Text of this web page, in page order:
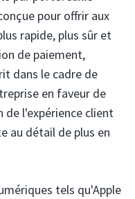
pour offrir aux
rapide, plus sûr et
de paiement,
dans le cadre de
en faveur de
l'expérience client
au détail de plus en
tels qu'Apple